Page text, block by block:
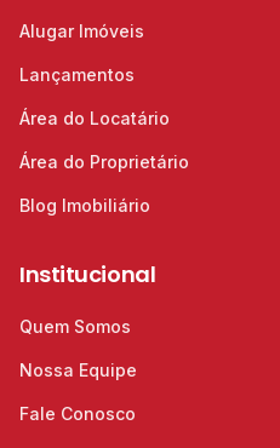
Alugar Imóveis
Lançamentos
Área do Locatário
Área do Proprietário
Blog Imobiliário
Institucional
Quem Somos
Nossa Equipe
Fale Conosco